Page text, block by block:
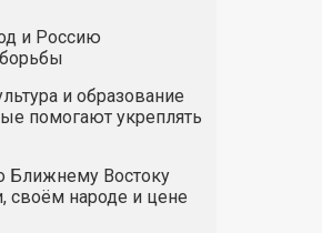
и Россию
и образование
помогают укреплять
Ближнему Востоку
народе и цене